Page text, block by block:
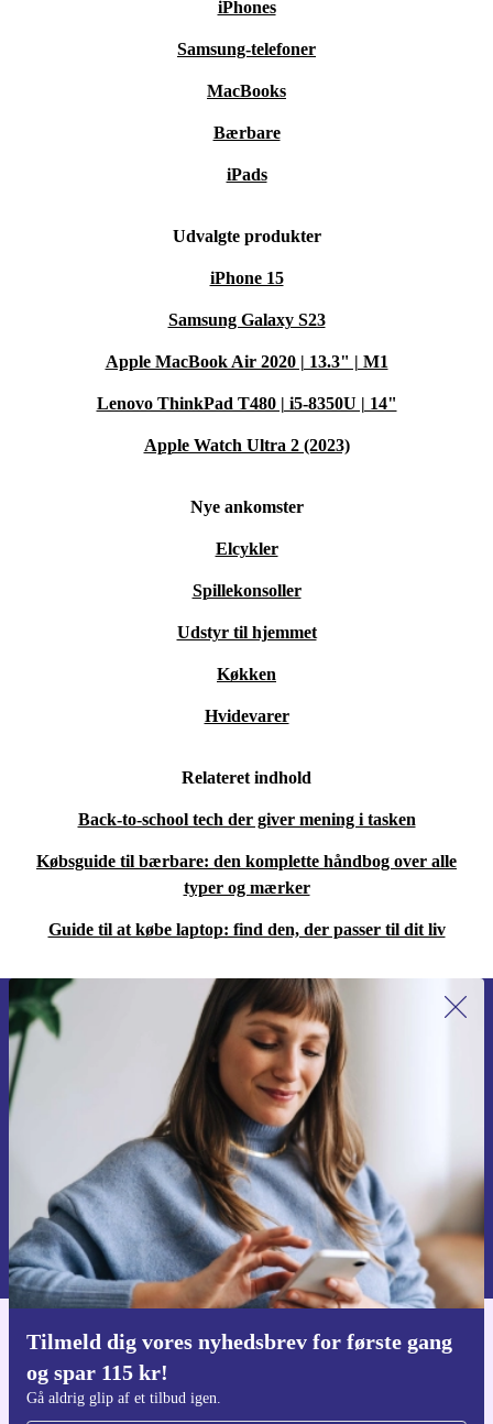
iPhones
Samsung-telefoner
MacBooks
Bærbare
iPads
Udvalgte produkter
iPhone 15
Samsung Galaxy S23
Apple MacBook Air 2020 | 13.3" | M1
Lenovo ThinkPad T480 | i5-8350U | 14"
Apple Watch Ultra 2 (2023)
Nye ankomster
Elcykler
Spillekonsoller
Udstyr til hjemmet
Køkken
Hvidevarer
Relateret indhold
Back-to-school tech der giver mening i tasken
Købsguide til bærbare: den komplette håndbog over alle
typer og mærker
Guide til at købe laptop: find den, der passer til dit liv
Tilmeld dig vores nyhedsbrev for første gang
og spar 115 kr!
Gå aldrig glip af et tilbud igen.
Tilmeld dig vores nyhedsbrev for
første gang og spar 115 kr!
Gå aldrig glip af et tilbud igen.
Anmod om kupon
Du kan finde information omkring vores brug af personlig data i vores
Privatlivspolitik
Download refurbed appen